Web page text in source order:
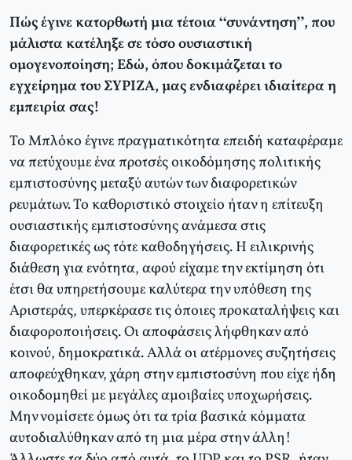
Πώς έγινε κατορθωτή μια τέτοια “συνάντηση”, που
μάλιστα κατέληξε σε τόσο ουσιαστική
ομογενοποίηση; Εδώ, όπου δοκιμάζεται το
εγχείρημα του ΣΥΡΙΖΑ, μας ενδιαφέρει ιδιαίτερα η
εμπειρία σας!
Το Μπλόκο έγινε πραγματικότητα επειδή καταφέραμε
να πετύχουμε ένα προτσές οικοδόμησης πολιτικής
εμπιστοσύνης μεταξύ αυτών των διαφορετικών
ρευμάτων. Το καθοριστικό στοιχείο ήταν η επίτευξη
ουσιαστικής εμπιστοσύνης ανάμεσα στις
διαφορετικές ως τότε καθοδηγήσεις. Η ειλικρινής
διάθεση για ενότητα, αφού είχαμε την εκτίμηση ότι
έτσι θα υπηρετήσουμε καλύτερα την υπόθεση της
Αριστεράς, υπερκέρασε τις όποιες προκαταλήψεις και
διαφοροποιήσεις. Οι αποφάσεις λήφθηκαν από
κοινού, δημοκρατικά. Αλλά οι ατέρμονες συζητήσεις
αποφεύχθηκαν, χάρη στην εμπιστοσύνη που είχε ήδη
οικοδομηθεί με μεγάλες αμοιβαίες υποχωρήσεις.
Μην νομίσετε όμως ότι τα τρία βασικά κόμματα
αυτοδιαλύθηκαν από τη μια μέρα στην άλλη!